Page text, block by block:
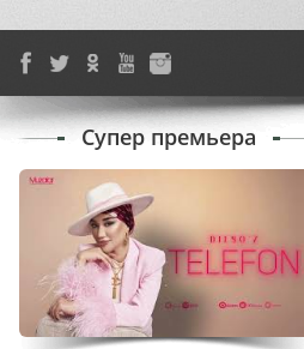
Супер премьера